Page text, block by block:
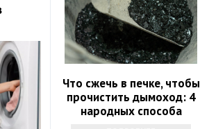
Что сжечь в печке, чтобы
прочистить дымоход: 4
народных способа